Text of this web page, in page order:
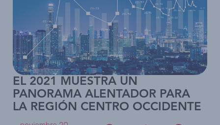
EL 2021 MUESTRA UN
PANORAMA ALENTADOR PARA
LA REGIÓN CENTRO OCCIDENTE